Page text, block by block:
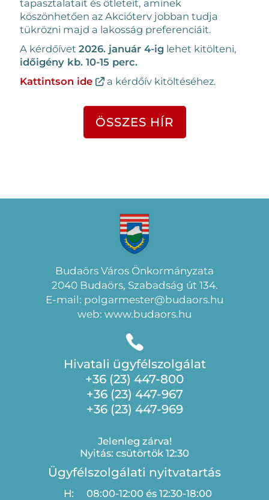
tapasztalatait és ötleteit, aminek
köszönhetően az Akcióterv jobban tudja
tükrözni majd a lakosság preferenciáit.
A kérdőívet 2026. január 4-ig lehet kitölteni,
időigény kb. 10-15 perc.
Kattintson ide
a kérdőív kitöltéséhez.
ÖSSZES HÍR
Budaörs Város Önkormányzata
2040 Budaörs, Szabadság út 134.
E-mail: polgarmester@budaors.hu
web: www.budaors.hu
Hivatali ügyfélszolgálat
+36 (23) 447-800
+36 (23) 447-967
+36 (23) 447-969
Jelenleg zárva!
Nyitás: csütörtök 12:30
Ügyfélszolgálati nyitvatartás
H:
08:00-12:00 és 12:30-18:00